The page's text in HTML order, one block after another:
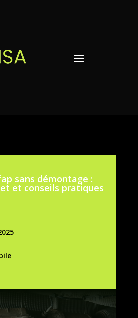
sans démontage :
et conseils pratiques